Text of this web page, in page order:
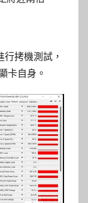
拷機測試，
卡自身。